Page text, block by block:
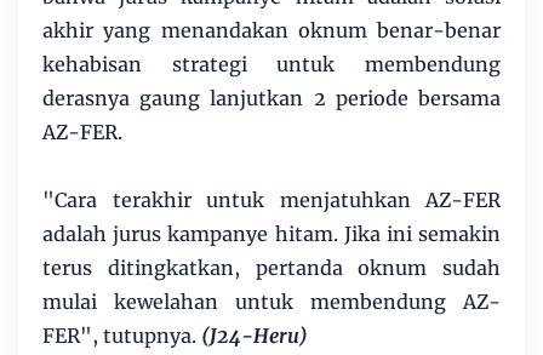
akhir yang menandakan oknum benar-benar
kehabisan strategi untuk membendung
derasnya gaung lanjutkan 2 periode bersama
AZ-FER.
"Cara terakhir untuk menjatuhkan AZ-FER
adalah jurus kampanye hitam. Jika ini semakin
terus ditingkatkan, pertanda oknum sudah
mulai kewelahan untuk membendung AZ-
FER", tutupnya. (J24-Heru)